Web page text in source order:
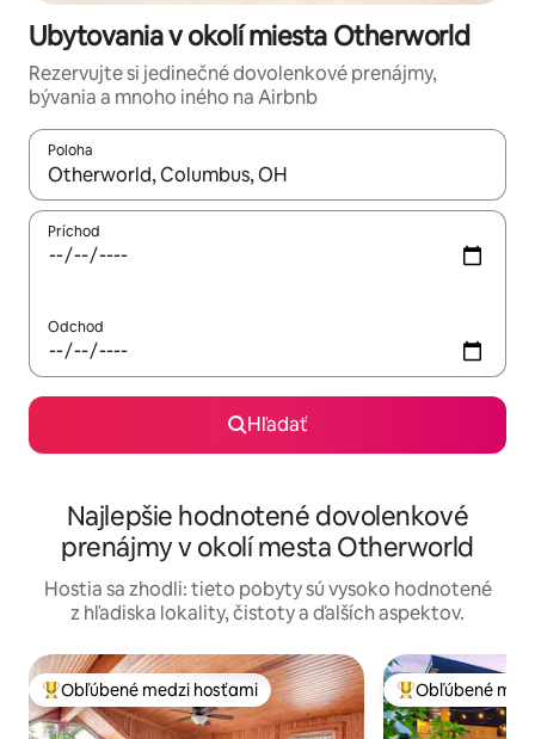
Ubytovania v okolí miesta Otherworld
Rezervujte si jedinečné dovolenkové prenájmy,
bývania a mnoho iného na Airbnb
Poloha
Keď budú výsledky k dispozícii, môžete si ich prechádzať
Príchod
Odchod
Hľadať
Najlepšie hodnotené dovolenkové
prenájmy v okolí mesta Otherworld
Hostia sa zhodli: tieto pobyty sú vysoko hodnotené
z hľadiska lokality, čistoty a ďalších aspektov.
Najobľúbenejšie medzi hosťami
Obľúbené medzi hosťami Najobľúbenejšie
Obľúbené